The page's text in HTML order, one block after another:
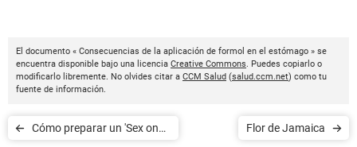
El documento « Consecuencias de la aplicación de formol en el estómago » se
encuentra disponible bajo una licencia Creative Commons. Puedes copiarlo o
modificarlo libremente. No olvides citar a CCM Salud (salud.ccm.net) como tu
fuente de información.
Cómo preparar un 'Sex on
Flor de Jamaica